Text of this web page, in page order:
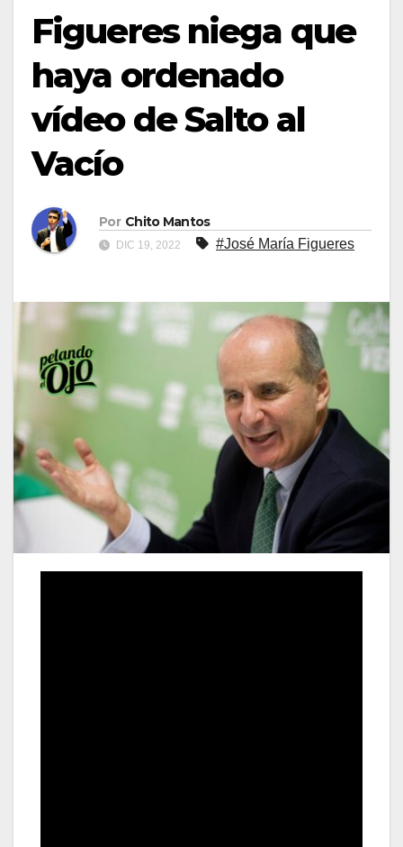
Figueres niega que
haya ordenado
vídeo de Salto al
Vacío
Por Chito Mantos
DIC 19, 2022 #José María Figueres